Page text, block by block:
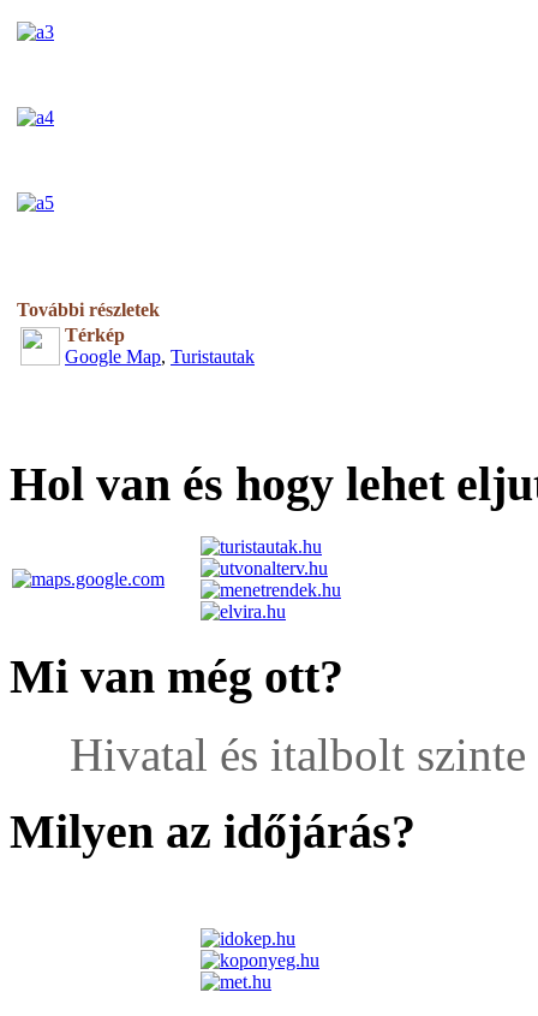
További részletek
Térkép
Google Map, Turistautak
Hol van és hogy lehet
Mi van még ott?
Hivatal és italbolt szinte
Milyen az időjárás?